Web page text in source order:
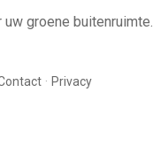
groene buitenruimte.
· Privacy